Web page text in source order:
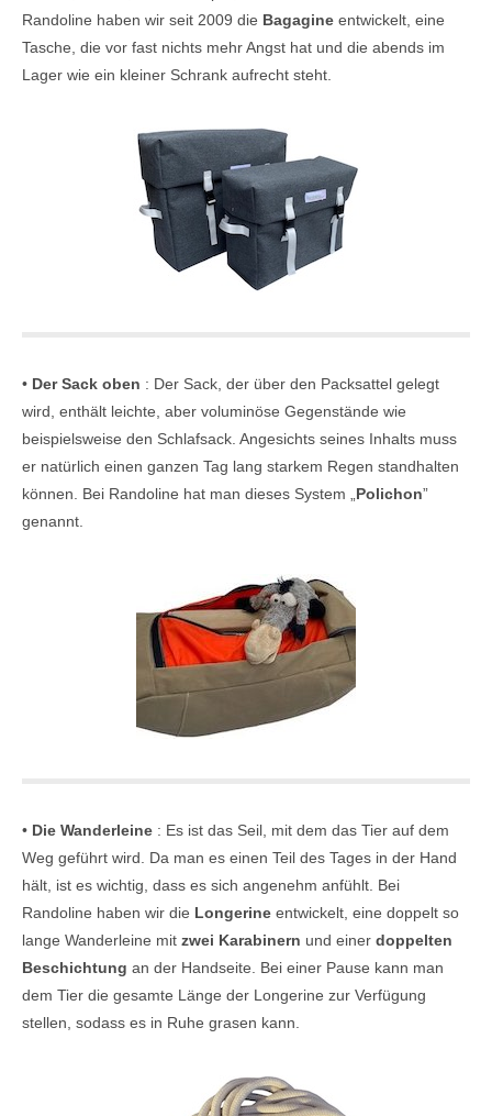
Randoline haben wir seit 2009 die Bagagine entwickelt, eine
Tasche, die vor fast nichts mehr Angst hat und die abends im
Lager wie ein kleiner Schrank aufrecht steht.
• Der Sack oben : Der Sack, der über den Packsattel gelegt
wird, enthält leichte, aber voluminöse Gegenstände wie
beispielsweise den Schlafsack. Angesichts seines Inhalts muss
er natürlich einen ganzen Tag lang starkem Regen standhalten
können. Bei Randoline hat man dieses System „ Polichon”
genannt.
• Die Wanderleine : Es ist das Seil, mit dem das Tier auf dem
Weg geführt wird. Da man es einen Teil des Tages in der Hand
hält, ist es wichtig, dass es sich angenehm anfühlt. Bei
Randoline haben wir die Longerine entwickelt, eine doppelt so
lange Wanderleine mit zwei Karabinern und einer doppelten
Beschichtung an der Handseite. Bei einer Pause kann man
dem Tier die gesamte Länge der Longerine zur Verfügung
stellen, sodass es in Ruhe grasen kann.